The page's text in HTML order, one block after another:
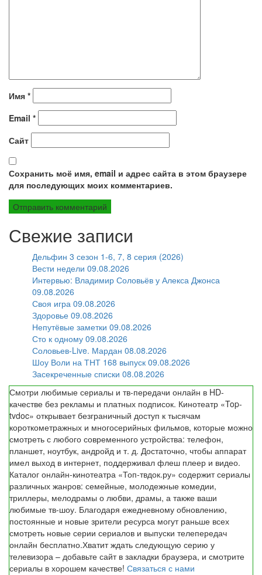
Имя *
Email *
Сайт
Сохранить моё имя, email и адрес сайта в этом браузере
для последующих моих комментариев.
Свежие записи
Дельфин 3 сезон 1-6, 7, 8 серия (2026)
Вести недели 09.08.2026
Интервью: Владимир Соловьёв у Алекса Джонса
09.08.2026
Своя игра 09.08.2026
Здоровье 09.08.2026
Непутёвые заметки 09.08.2026
Сто к одному 09.08.2026
Соловьев-Live. Мардан 08.08.2026
Шоу Воли на ТНТ 168 выпуск 09.08.2026
Засекреченные списки 08.08.2026
Смотри любимые сериалы и тв-передачи онлайн в HD-
качестве без рекламы и платных подписок. Кинотеатр «Top-
tvdoc» открывает безграничный доступ к тысячам
короткометражных и многосерийных фильмов, которые можно
смотреть с любого современного устройства: телефон,
планшет, ноутбук, андройд и т. д. Достаточно, чтобы аппарат
имел выход в интернет, поддерживал флеш плеер и видео.
Каталог онлайн-кинотеатра «Топ-твдок.ру» содержит сериалы
различных жанров: семейные, молодежные комедии,
триллеры, мелодрамы о любви, драмы, а также ваши
любимые тв-шоу. Благодаря ежедневному обновлению,
постоянные и новые зрители ресурса могут раньше всех
смотреть новые серии сериалов и выпуски телепередач
онлайн бесплатно.Хватит ждать следующую серию у
телевизора – добавьте сайт в закладки браузера, и смотрите
сериалы в хорошем качестве! Связаться с нами